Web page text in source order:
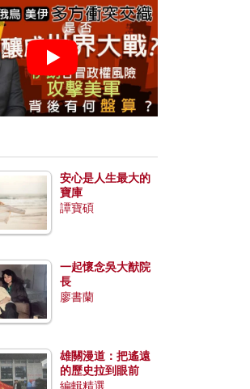
安心是人生最大的
寶庫
譚寶碩
一起懷念吳大猷院
長
廖書蘭
雄關漫道：把遙遠
的歷史拉到眼前
編輯精選